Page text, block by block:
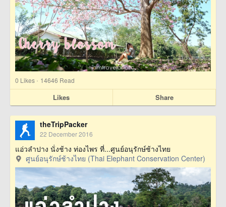
0 Likes · 14646 Read
Likes Share
theTripPacker
22 December 2016
แอ่วลำปาง นั่งช้าง ท่องไพร ที่...ศูนย์อนุรักษ์ช้างไทย
ศูนย์อนุรักษ์ช้างไทย (Thai Elephant Conservation Center)